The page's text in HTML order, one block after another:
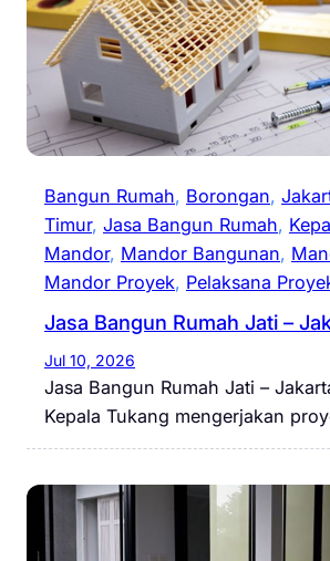
Bangun Rumah, Borongan,
Timur, Jasa Bangun Rumah,
Mandor, Mandor Bangunan,
Mandor Proyek, Pelaksana
Jasa Bangun Rumah Jati –
Jul 10, 2026
Jasa Bangun Rumah Jati –
Kepala Tukang mengerjakan